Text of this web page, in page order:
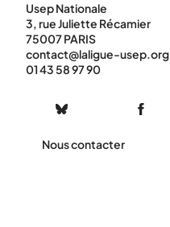
Usep Nationale
3, rue Juliette Récamier
75007 PARIS
contact@laligue-usep.org
01 43 58 97 90
Nous contacter